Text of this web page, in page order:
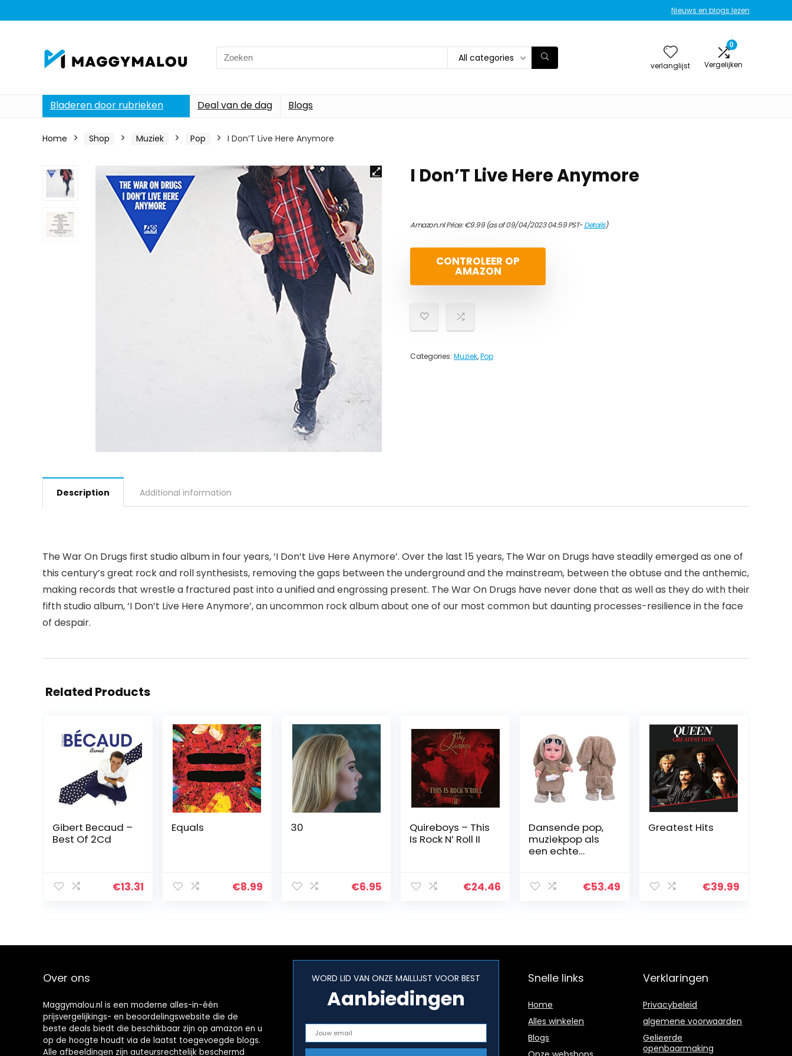
Nieuws en blogs lezen
Search
for:
All categories
verlanglijst
0
Vergelijken
Bladeren door rubrieken Deal van de dag Blogs
Home Shop Muziek Pop I Don’T Live Here Anymore
I Don’T Live Here Anymore
Amazon.nl Price:€9.99(as of 09/04/2023 04:59 PST-Details)
CONTROLEER OP
AMAZON
Categories: Muziek,Pop
Description Additional information
The War On Drugs first studio album in four years, ‘I Don’t Live Here Anymore’. Over the last 15 years, The War on Drugs have steadily emerged as one of
this century’s great rock and roll synthesists, removing the gaps between the underground and the mainstream, between the obtuse and the anthemic,
making records that wrestle a fractured past into a unified and engrossing present. The War On Drugs have never done that as well as they do with their
fifth studio album, ‘I Don’t Live Here Anymore’, an uncommon rock album about one of our most common but daunting processes-resilience in the face
of despair.
Related Products
Gibert Becaud –
Best Of 2Cd
€13.31
Equals
€8.99
30
€6.95
Quireboys – This
Is Rock N’ Roll II
€24.46
Dansende pop,
muziekpop als
een echte
details voor kind
€53.49
Greatest Hits
€39.99
Over ons
Maggymalou.nl is een moderne alles-in-één
prijsvergelijkings- en beoordelingswebsite die de
beste deals biedt die beschikbaar zijn op amazon en u
op de hoogte houdt via de laatst toegevoegde blogs.
Alle afbeeldingen zijn auteursrechtelijk beschermd
WORD LID VAN ONZE MAILLIJST VOOR BEST
Aanbiedingen
Snelle links
Home
Alles winkelen
Blogs
Verklaringen
Privacybeleid
algemene voorwaarden
Gelieerde
openbaarmaking